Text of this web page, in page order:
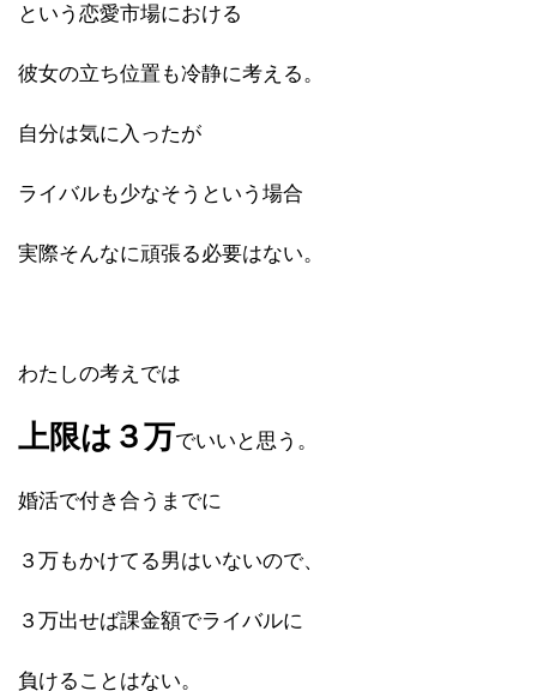
という恋愛市場における
彼女の立ち位置も冷静に考える。
自分は気に入ったが
ライバルも少なそうという場合
実際そんなに頑張る必要はない。
わたしの考えでは
上限は３万でいいと思う。
婚活で付き合うまでに
３万もかけてる男はいないので、
３万出せば課金額でライバルに
負けることはない。